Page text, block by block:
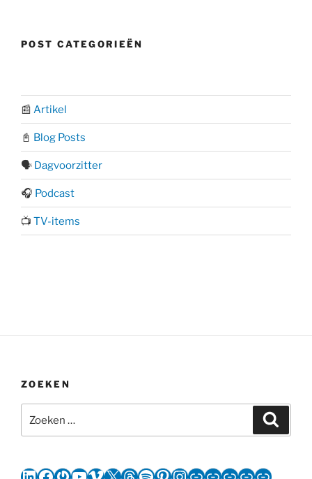
POST CATEGORIEËN
📰 Artikel
📓 Blog Posts
🗣️ Dagvoorzitter
🎧 Podcast
📺 TV-items
ZOEKEN
naar: